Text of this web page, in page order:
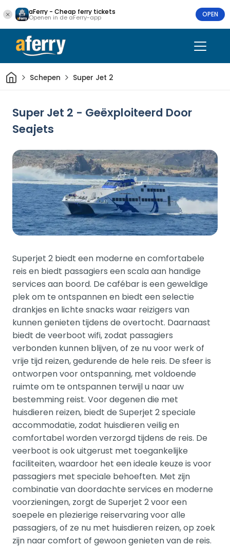
aFerry - Cheap ferry tickets
Openen in de aFerry-app OPEN
ThuisSchepen Super Jet 2
Super Jet 2 - Geëxploiteerd Door
Seajets
Superjet 2 biedt een moderne en comfortabele
reis en biedt passagiers een scala aan handige
services aan boord. De cafébar is een geweldige
plek om te ontspannen en biedt een selectie
drankjes en lichte snacks waar reizigers van
kunnen genieten tijdens de overtocht. Daarnaast
biedt de veerboot wifi, zodat passagiers
verbonden kunnen blijven, of ze nu voor werk of
vrije tijd reizen, gedurende de hele reis. De sfeer is
ontworpen voor ontspanning, met voldoende
ruimte om te ontspannen terwijl u naar uw
bestemming reist. Voor degenen die met
huisdieren reizen, biedt de Superjet 2 speciale
accommodatie, zodat huisdieren veilig en
comfortabel worden verzorgd tijdens de reis. De
veerboot is ook uitgerust met toegankelijke
faciliteiten, waardoor het een ideale keuze is voor
passagiers met speciale behoeften. Met zijn
combinatie van doordachte services en moderne
voorzieningen, zorgt de Superjet 2 voor een
soepele en plezierige reiservaring voor alle
passagiers, of ze nu met huisdieren reizen, op zoek
zijn naar comfort of gewoon genieten van de reis.